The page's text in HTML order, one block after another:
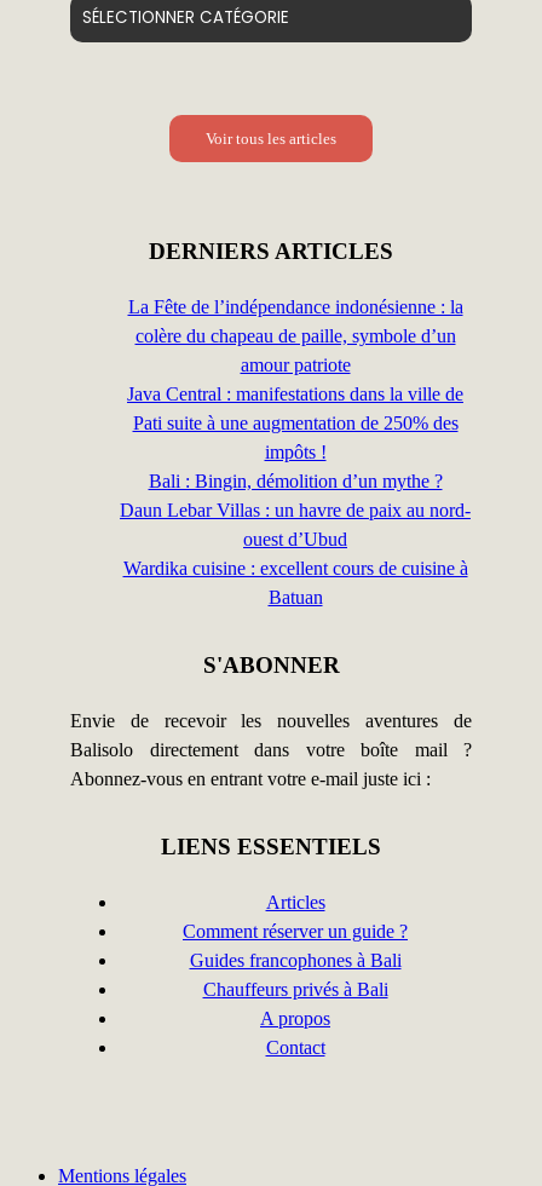
Voir tous les articles
DERNIERS ARTICLES
La Fête de l’indépendance indonésienne : la
colère du chapeau de paille, symbole d’un
amour patriote
Java Central : manifestations dans la ville de
Pati suite à une augmentation de 250% des
impôts !
Bali : Bingin, démolition d’un mythe ?
Daun Lebar Villas : un havre de paix au nord-
ouest d’Ubud
Wardika cuisine : excellent cours de cuisine à
Batuan
S'ABONNER
Envie de recevoir les nouvelles aventures de
Balisolo directement dans votre boîte mail ?
Abonnez-vous en entrant votre e-mail juste ici :
LIENS ESSENTIELS
Articles
Comment réserver un guide ?
Guides francophones à Bali
Chauffeurs privés à Bali
A propos
Contact
Mentions légales